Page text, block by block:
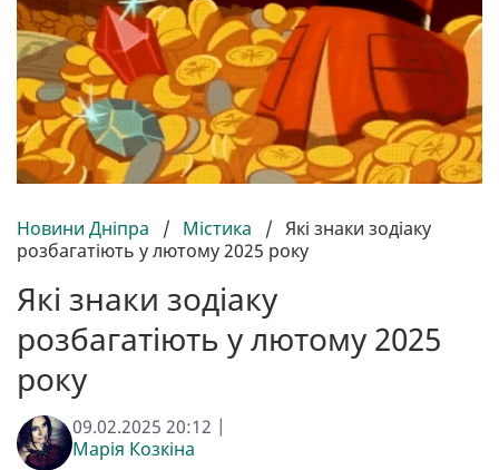
Новини Дніпра / Містика / Які знаки зодіаку
розбагатіють у лютому 2025 року
Які знаки зодіаку
розбагатіють у лютому 2025
року
09.02.2025 20:12 |
Марія Козкіна